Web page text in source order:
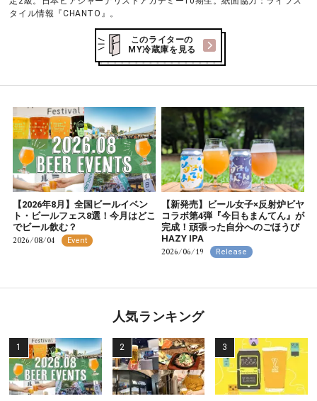
タイル情報『CHANTO』。
このライターの
MY冷蔵庫を見る
【2026年8月】全国ビールイベン
ト・ビールフェス8選！今月はどこ
でビール飲む？
2026/08/04 Event
【新発売】ビール女子×反射炉ビヤ
コラボ第4弾『今日もまんてん』が
完成！頑張った自分へのごほうび
HAZY IPA
2026/06/19 Release
人気ランキング